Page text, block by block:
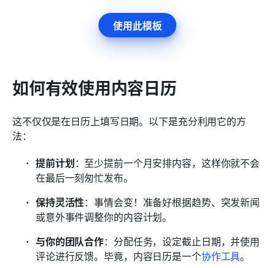
使用此模板
如何有效使用内容日历
这不仅仅是在日历上填写日期。以下是充分利用它的方
法：
提前计划：至少提前一个月安排内容，这样你就不会
在最后一刻匆忙发布。
保持灵活性：事情会变！准备好根据趋势、突发新闻
或意外事件调整你的内容计划。
与你的团队合作：分配任务，设定截止日期，并使用
评论进行反馈。毕竟，内容日历是一个协作工具。